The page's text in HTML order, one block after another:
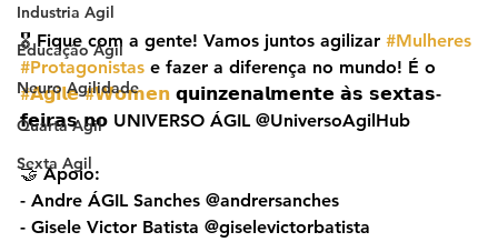
Industria Agil
Educação Ágil
Neuro Agilidade
Quarta Agil
Sexta Agil
🎖️ Fique com a gente! Vamos juntos agilizar #Mulheres
#Protagonistas e fazer a diferença no mundo! É o
#𝗔𝗴𝗶𝗹𝗲 #𝗪𝗼𝗺𝗲𝗻 𝗾𝘂𝗶𝗻𝘇𝗲𝗻𝗮𝗹𝗺𝗲𝗻𝘁𝗲 𝗮̀𝘀 𝘀𝗲𝘅𝘁𝗮𝘀-
𝗳𝗲𝗶𝗿𝗮𝘀 𝗻𝗼 UNIVERSO ÁGIL @UniversoAgilHub
🤝 Apoio:
- Andre ÁGIL Sanches @andrersanches
- Gisele Victor Batista @giselevictorbatista